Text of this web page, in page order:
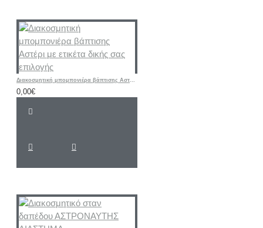
Διακοσμητική μπομπονιέρα βάπτισης Αστέρι με ετικέτα δικής σας επιλογής
0,00€